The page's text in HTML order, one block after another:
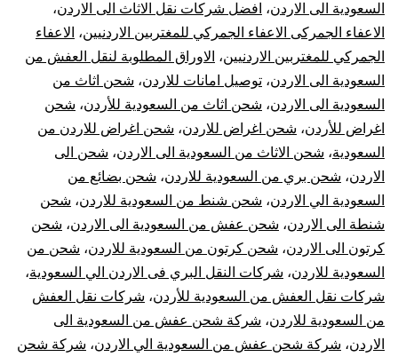
|
السعودية الى الاردن، افضل شركات نقل الاثاث الى الاردن،
الاعفاء الجمركى الاعفاء الجمركي للمغتربين الاردنيين، الاعفاء
الجمركي للمغتربين الاردنيين، الاوراق المطلوبة لنقل العفش من
السعودية الى الاردن، توصيل امانات للاردن، شحن اثاث من
السعودية الى الاردن، شحن اثاث من السعودية للأردن، شحن
اغراض للأردن، شحن اغراض للاردن، شحن اغراض للاردن من
السعودية، شحن الاثاث من السعودية الى الاردن، شحن الى
الاردن، شحن بري من السعودية للاردن، شحن بضائع من
السعودية الي الاردن، شحن شنط من السعودية للاردن، شحن
شنطة الى الاردن، شحن عفش من السعودية الى الاردن، شحن
كرتون الى الاردن، شحن كرتون من السعودية للاردن، شحن من
السعودية للاردن، شركات النقل البري فى الاردن الي السعودية،
شركات نقل العفش من السعودية للأردن، شركات نقل العفش
من السعودية للاردن، شركة شحن عفش من السعودية الى
الاردن، شركة شحن عفش من السعودية الي الاردن، شركة شحن